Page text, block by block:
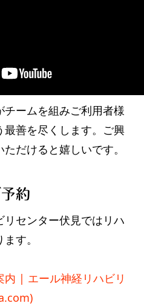
ームを組みご利用者様
善を尽くします。ご興
だけると嬉しいです。
約
センター伏見ではリハ
す。
| エール神経リハビリ